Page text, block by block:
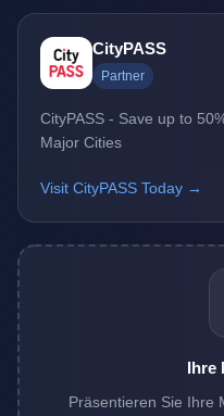
CityPASS
Partner
CityPASS - Save up to
Major Cities
Visit CityPASS Today →
Ihre
Präsentieren Sie Ihre